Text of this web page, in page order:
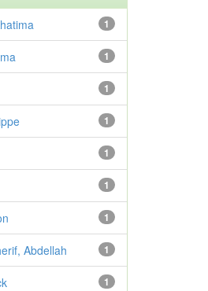
1
1
1
1
1
1
1
1
Abdellah
1